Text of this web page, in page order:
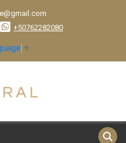
+50762282080
▼